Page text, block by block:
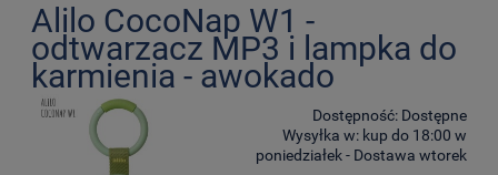
Alilo CocoNap W1 -
odtwarzacz MP3 i lampka do
karmienia - awokado
Dostępność: Dostępne
Wysyłka w: kup do 18:00 w
poniedziałek - Dostawa wtorek